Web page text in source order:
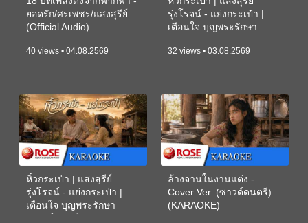
ยอดรัก/ศรเพชร/แสงสุรีย์
(Official Audio)
40 views • 04.08.2569
รุ่งโรจน์ - แย่งกระเป๋า |
เตือนใจ บุญพระรักษา
32 views • 03.08.2569
หิ้วกระเป๋า | แสงสุรีย์
รุ่งโรจน์ - แย่งกระเป๋า |
เตือนใจ บุญพระรักษา
ล้างจานในงานแต่ง -
Cover Ver. (ซาวด์ดนตรี)
(KARAOKE)